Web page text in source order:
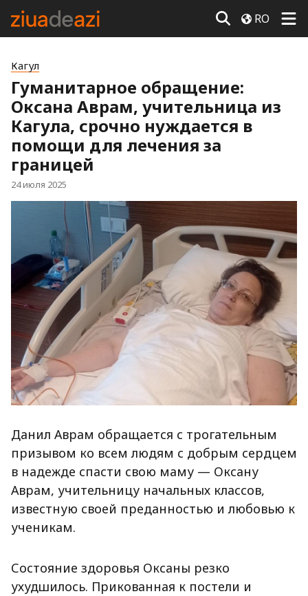
RO
Кагул
Гуманитарное обращение:
Оксана Аврам, учительница из
Кагула, срочно нуждается в
помощи для лечения за
границей
24 июля 2025
Данил Аврам обращается с трогательным
призывом ко всем людям с добрым сердцем
в надежде спасти свою маму — Оксану
Аврам, учительницу начальных классов,
известную своей преданностью и любовью к
ученикам.
Состояние здоровья Оксаны резко
ухудшилось. Прикованная к постели и